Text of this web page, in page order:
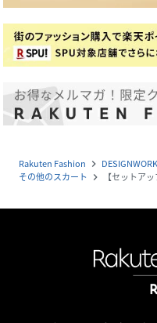
Rakuten Fashion navigate_next
その他のスカート navigate_next 【セットア